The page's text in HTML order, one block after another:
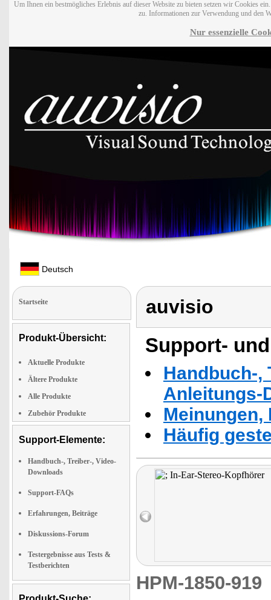
Um Ihnen ein bestmögliches Erlebnis auf dieser Website zu bieten setzen wir Cookies
zu. Informationen zur Verwendung und den
Nur essenzielle
Deutsch
Startseite
Produkt-Übersicht:
Aktuelle Produkte
Ältere Produkte
Alle Produkte
Zubehör Produkte
Support-Elemente:
Handbuch-, Treiber-, Video-
Downloads
Support-FAQs
Erfahrungen, Beiträge
Diskussions-Forum
Testergebnisse aus Tests &
Testberichten
auvisio
Support-
Handbuch-,
Anleitungs-
Häufig
HPM-1850-